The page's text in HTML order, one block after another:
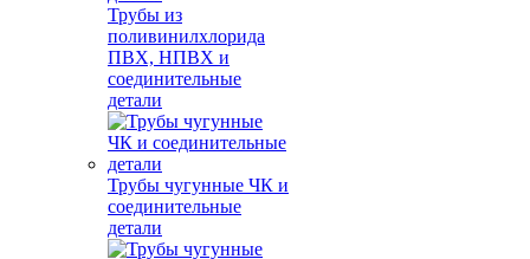
Трубы из
поливинилхлорида
ПВХ, НПВХ и
соединительные
детали
Трубы чугунные ЧК и
соединительные
детали